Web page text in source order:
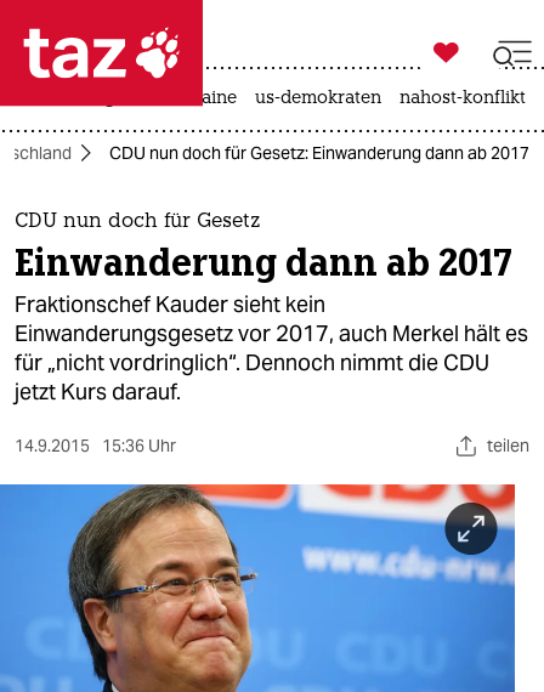
 taz zahl ich
taz zahl ich
themen
politik
öko
gesellschaft
kultur
sport
berlin
wahrheit

taz zahl ich
krieg in der ukraine us-demokraten nahost-konflikt
CDU nun doch für Gesetz: Einwanderung dann ab 2017
CDU nun doch für Gesetz
Einwanderung dann ab 2017
Fraktionschef Kauder sieht kein
Einwanderungsgesetz vor 2017, auch Merkel hält es
für „nicht vordringlich“. Dennoch nimmt die CDU
jetzt Kurs darauf.
14.9.2015 15:36 Uhr teilen